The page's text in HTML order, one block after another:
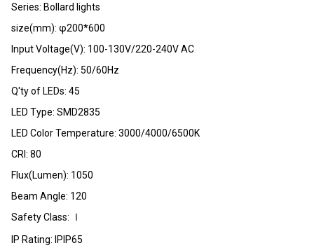
Series: Bollard lights
size(mm): φ200*600
Input Voltage(V): 100-130V/220-240V AC
Frequency(Hz): 50/60Hz
Q'ty of LEDs: 45
LED Type: SMD2835
LED Color Temperature: 3000/4000/6500K
CRI: 80
Flux(Lumen): 1050
Beam Angle: 120
Safety Class: Ⅰ
IP Rating: IPIP65